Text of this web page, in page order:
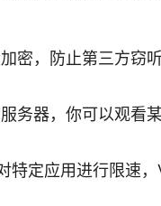
密，防止第三方窃
务器，你可以观看
特定应用进行限速